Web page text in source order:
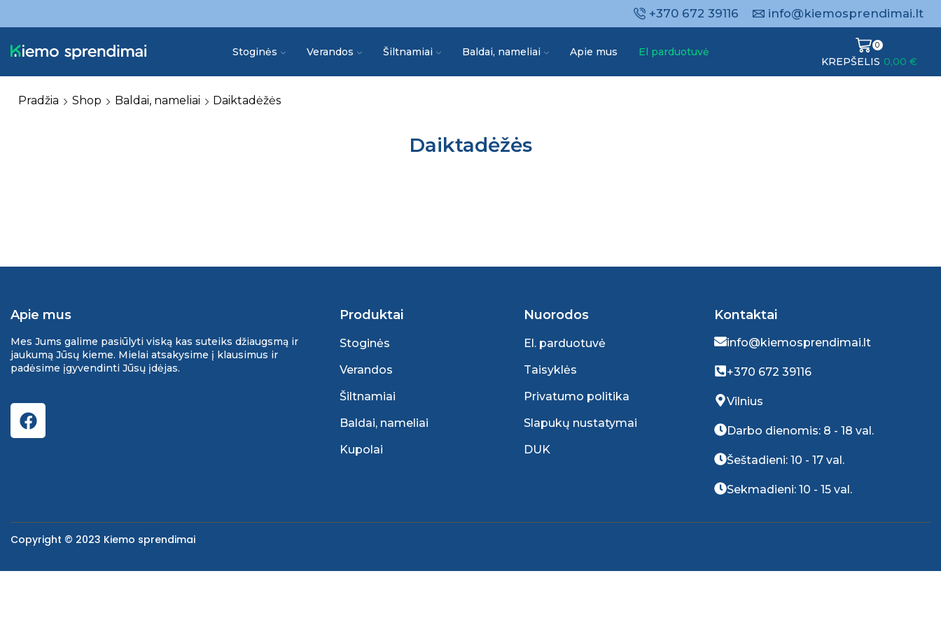
+370 672 39116 info@kiemosprendimai.lt
Stoginės Verandos Šiltnamiai Baldai, nameliai Apie mus El parduotuvė
0
KREPŠELIS 0,00 €
Pradžia Shop Baldai, nameliai Daiktadėžės
Daiktadėžės
Apie mus
Mes Jums galime pasiūlyti viską kas suteiks džiaugsmą ir
jaukumą Jūsų kieme. Mielai atsakysime į klausimus ir
padėsime įgyvendinti Jūsų įdėjas.
Produktai
Stoginės
Verandos
Šiltnamiai
Baldai, nameliai
Kupolai
Nuorodos
El. parduotuvė
Taisyklės
Privatumo politika
Slapukų nustatymai
DUK
Kontaktai
info@kiemosprendimai.lt
+370 672 39116
Vilnius
Darbo dienomis: 8 - 18 val.
Šeštadieni: 10 - 17 val.
Sekmadieni: 10 - 15 val.
Copyright © 2023 Kiemo sprendimai